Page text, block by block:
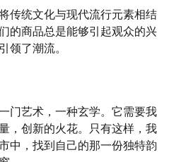
传统文化与现代流行元素相结
的商品总是能够引起观众的兴
领了潮流。
门艺术，一种玄学。它需要我
，创新的火花。只有这样，我
中，找到自己的那一份独特韵